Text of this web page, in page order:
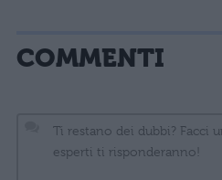
COMMENTI